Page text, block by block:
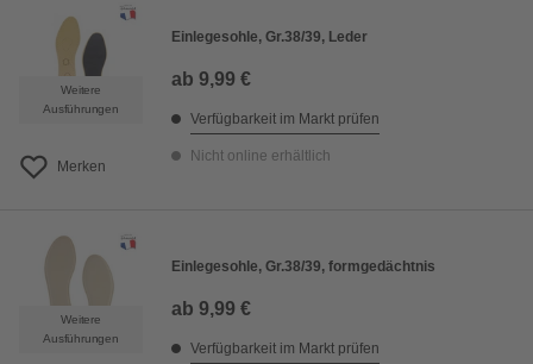
Weitere
Ausführungen
Merken
Einlegesohle, Gr.38/39, Leder
ab 9,99 €
Verfügbarkeit im Markt prüfen
Nicht online erhältlich
Weitere
Ausführungen
Einlegesohle, Gr.38/39, formgedächtnis
ab 9,99 €
Verfügbarkeit im Markt prüfen